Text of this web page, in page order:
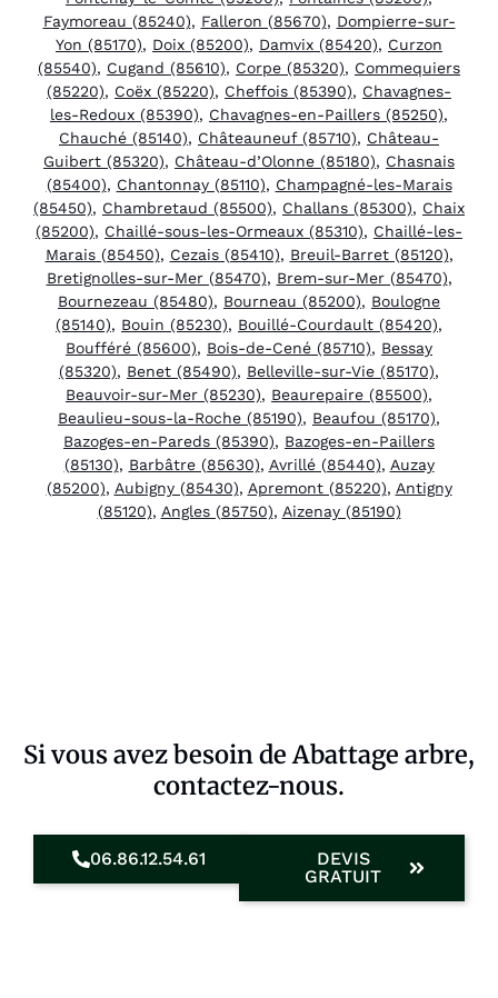
Faymoreau (85240), Falleron (85670), Dompierre-sur-
Yon (85170), Doix (85200), Damvix (85420), Curzon
(85540), Cugand (85610), Corpe (85320), Commequiers
(85220), Coëx (85220), Cheffois (85390), Chavagnes-
les-Redoux (85390), Chavagnes-en-Paillers (85250),
Chauché (85140), Châteauneuf (85710), Château-
Guibert (85320), Château-d’Olonne (85180), Chasnais
(85400), Chantonnay (85110), Champagné-les-Marais
(85450), Chambretaud (85500), Challans (85300), Chaix
(85200), Chaillé-sous-les-Ormeaux (85310), Chaillé-les-
Marais (85450), Cezais (85410), Breuil-Barret (85120),
Bretignolles-sur-Mer (85470), Brem-sur-Mer (85470),
Bournezeau (85480), Bourneau (85200), Boulogne
(85140), Bouin (85230), Bouillé-Courdault (85420),
Boufféré (85600), Bois-de-Cené (85710), Bessay
(85320), Benet (85490), Belleville-sur-Vie (85170),
Beauvoir-sur-Mer (85230), Beaurepaire (85500),
Beaulieu-sous-la-Roche (85190), Beaufou (85170),
Bazoges-en-Pareds (85390), Bazoges-en-Paillers
(85130), Barbâtre (85630), Avrillé (85440), Auzay
(85200), Aubigny (85430), Apremont (85220), Antigny
(85120), Angles (85750), Aizenay (85190)
Si vous avez besoin de Abattage arbre,
contactez-nous.
06.86.12.54.61
DEVIS
GRATUIT